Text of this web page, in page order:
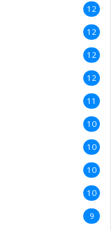
12
12
12
12
11
10
10
10
10
9